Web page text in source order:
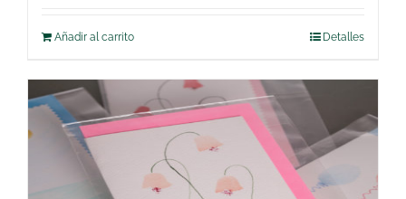
Añadir al carrito Detalles